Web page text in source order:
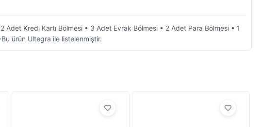
Adet Kredi Kartı Bölmesi • 3 Adet Evrak Bölmesi • 2 Adet Para Bölmesi • 1
ürün Ultegra ile listelenmiştir.